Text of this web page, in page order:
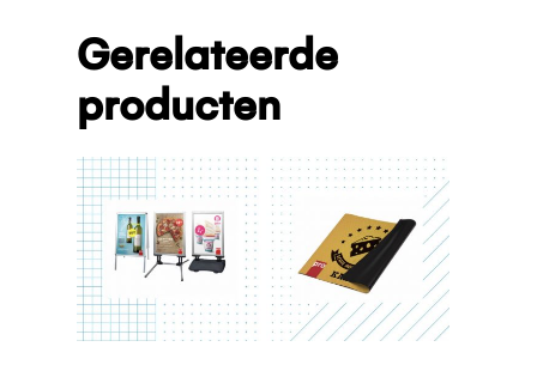
Gerelateerde
producten